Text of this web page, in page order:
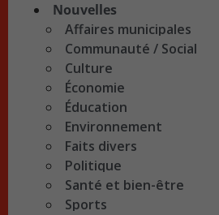
Nouvelles
Affaires municipales
Communauté / Social
Culture
Économie
Éducation
Environnement
Faits divers
Politique
Santé et bien-être
Sports